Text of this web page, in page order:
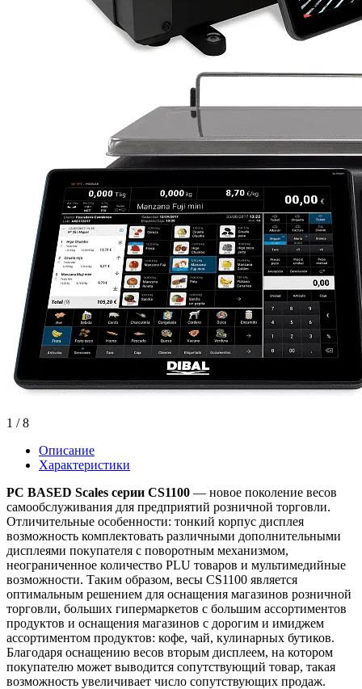
1 / 8
Описание
Характеристики
PC BASED Scales серии CS1100 — новое поколение весов
самообслуживания для предприятий розничной торговли.
Отличительные особенности: тонкий корпус дисплея
возможность комплектовать различными дополнительными
дисплеями покупателя с поворотным механизмом,
неограниченное количество PLU товаров и мультимедийные
возможности. Таким образом, весы CS1100 является
оптимальным решением для оснащения магазинов розничной
торговли, больших гипермаркетов с большим ассортиментов
продуктов и оснащения магазинов с дорогим и имиджем
ассортиментом продуктов: кофе, чай, кулинарных бутиков.
Благодаря оснащению весов вторым дисплеем, на котором
покупателю может выводится сопутствующий товар, такая
возможность увеличивает число сопутствующих продаж.